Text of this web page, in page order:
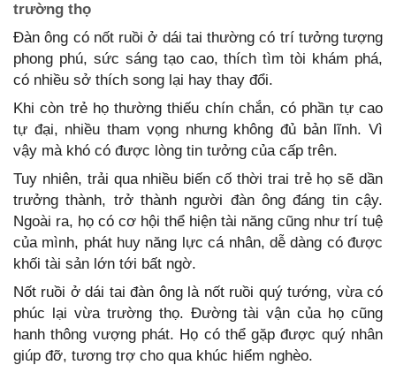
trường thọ
Đàn ông có nốt ruồi ở dái tai thường có trí tưởng tượng
phong phú, sức sáng tạo cao, thích tìm tòi khám phá,
có nhiều sở thích song lại hay thay đổi.
Khi còn trẻ họ thường thiếu chín chắn, có phần tự cao
tự đại, nhiều tham vọng nhưng không đủ bản lĩnh. Vì
vậy mà khó có được lòng tin tưởng của cấp trên.
Tuy nhiên, trải qua nhiều biến cố thời trai trẻ họ sẽ dần
trưởng thành, trở thành người đàn ông đáng tin cậy.
Ngoài ra, họ có cơ hội thể hiện tài năng cũng như trí tuệ
của mình, phát huy năng lực cá nhân, dễ dàng có được
khối tài sản lớn tới bất ngờ.
Nốt ruồi ở dái tai đàn ông là nốt ruồi quý tướng, vừa có
phúc lại vừa trường thọ. Đường tài vận của họ cũng
hanh thông vượng phát. Họ có thể gặp được quý nhân
giúp đỡ, tương trợ cho qua khúc hiểm nghèo.